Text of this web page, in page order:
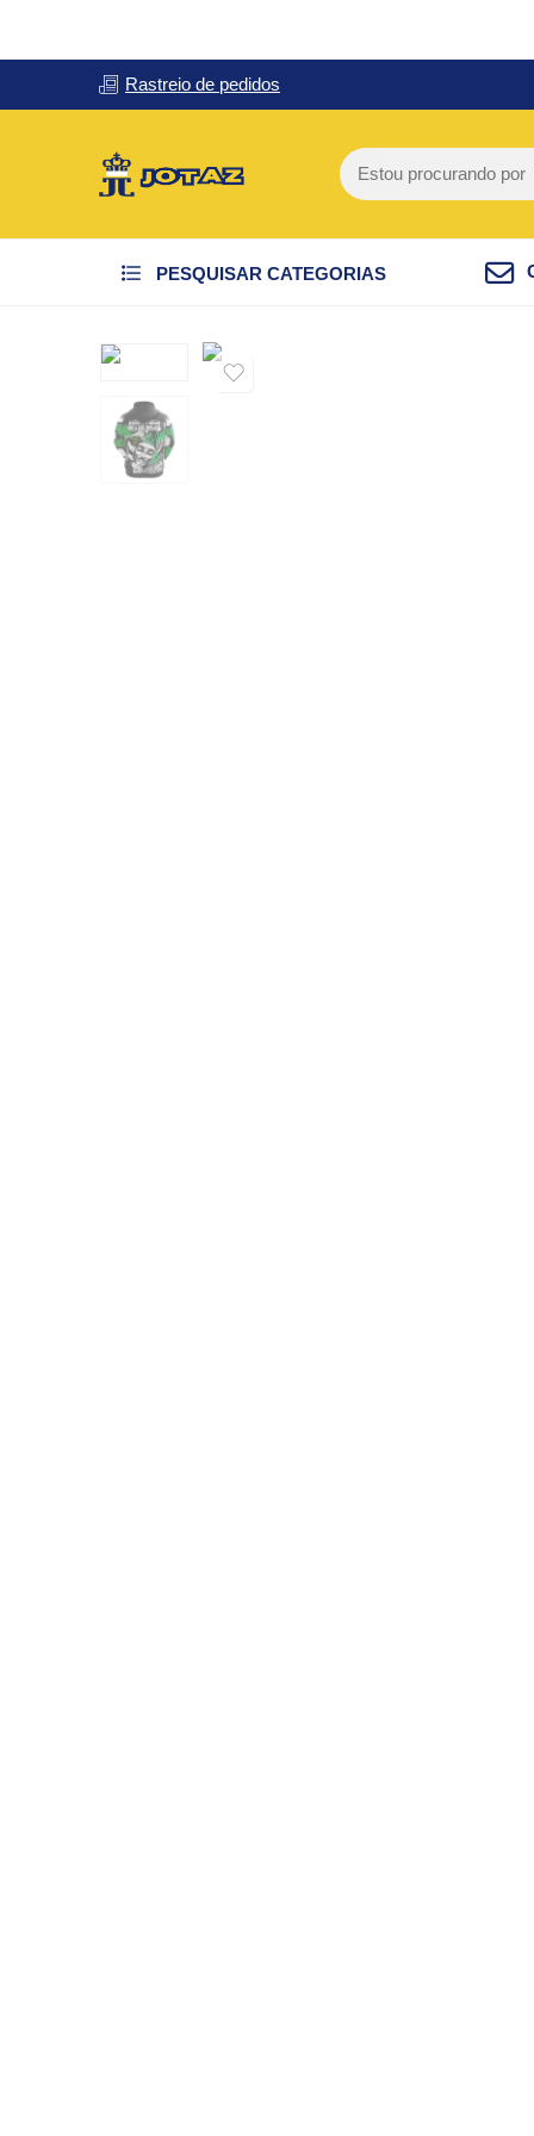
Rastreio de pedidos
PESQUISAR CATEGORIAS